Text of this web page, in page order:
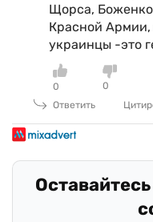
Щорса,
Красной Армии,
украинцы -это
0
0
Ответить